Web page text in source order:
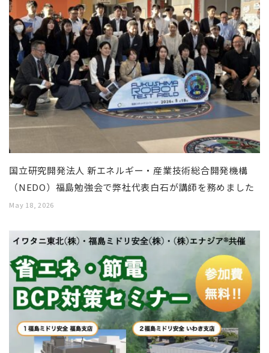
国立研究開発法人 新エネルギー・産業技術総合開発機構
（NEDO）福島勉強会で弊社代表白石が講師を務めました
May 18, 2026